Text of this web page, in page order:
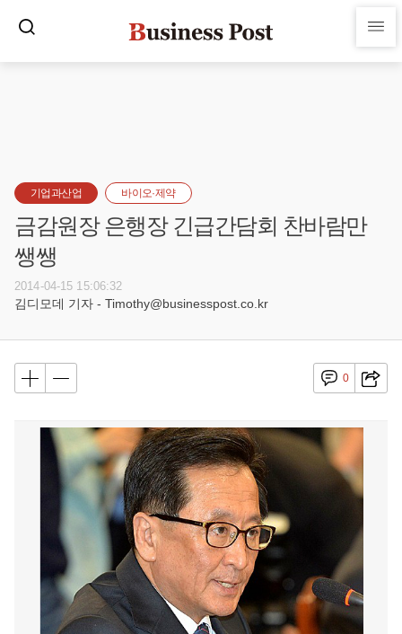
기업과산업 바이오·제약
금감원장 은행장 긴급간담회 찬바람만
쌩쌩
2014-04-15 15:06:32
김디모데 기자 - Timothy@businesspost.co.kr
0